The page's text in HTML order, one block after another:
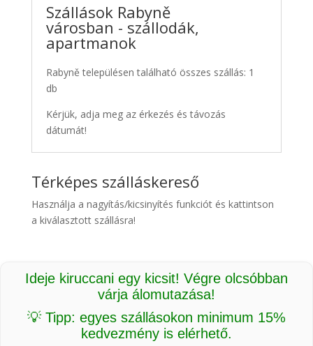
Szállások Rabyně
városban - szállodák,
apartmanok
Rabyně településen található összes szállás: 1
db
Kérjük, adja meg az érkezés és távozás
dátumát!
Térképes szálláskereső
Használja a nagyítás/kicsinyítés funkciót és kattintson
a kiválasztott szállásra!
Ideje kiruccani egy kicsit! Végre olcsóbban
várja álomutazása!
💡 Tipp: egyes szállásokon minimum 15%
kedvezmény is elérhető.